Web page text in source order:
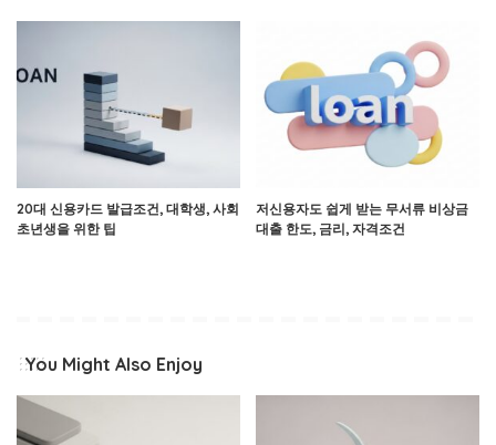
20대 신용카드 발급조건, 대학생, 사회
초년생을 위한 팁
저신용자도 쉽게 받는 무서류 비상금
대출 한도, 금리, 자격조건
You Might Also Enjoy